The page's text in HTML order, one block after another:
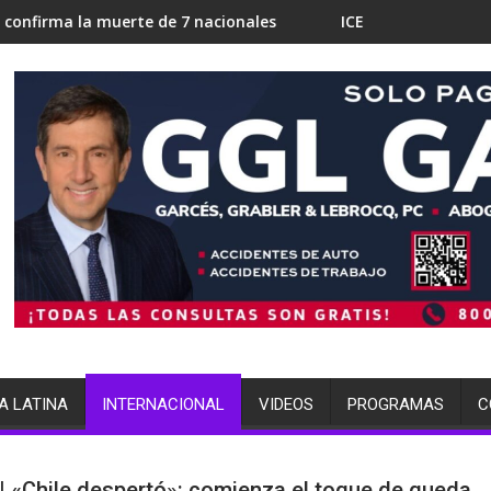
7 nacionales ICE en Miami busca 700 camas para
LATINA INTERNACIONAL VIDEOS PROGRAMAS